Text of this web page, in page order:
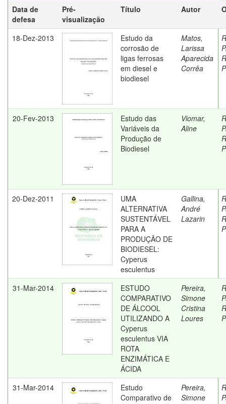
Data de
defesa
Pré-
visualização
Título Autor
18-Dez-2013
Estudo da
corrosão de
ligas ferrosas
em diesel e
biodiesel
Matos,
Larissa
Aparecida
Corrêa
20-Fev-2013
Estudo das
Variáveis da
Produção de
Biodiesel
Viomar,
Aline
20-Dez-2011
UMA
ALTERNATIVA
SUSTENTÁVEL
PARA A
PRODUÇÃO DE
BIODIESEL:
Cyperus
esculentus
Gallina,
André
Lazarin
31-Mar-2014
ESTUDO
COMPARATIVO
DE ÁLCOOL
UTILIZANDO A
Cyperus
esculentus VIA
ROTA
ENZIMÁTICA E
ÁCIDA
Pereira,
Simone
Cristina
Loures
31-Mar-2014
Estudo
Comparativo de
Pereira,
Simone